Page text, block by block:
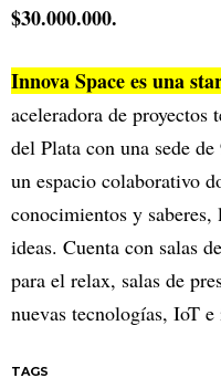
$30.000.000.
Innova Space es una
aceleradora de proyectos
del Plata con una sede
un espacio colaborativo
conocimientos y
ideas. Cuenta con salas
para el relax, salas de
nuevas tecnologías, IoT
TAGS